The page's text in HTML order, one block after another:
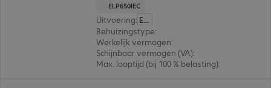
ELP650IEC
Uitvoering: Europa
Behuizingstype:
Werkelijk vermogen:
Schijnbaar vermogen (VA):
Max. looptijd (bij 100 % belasting):